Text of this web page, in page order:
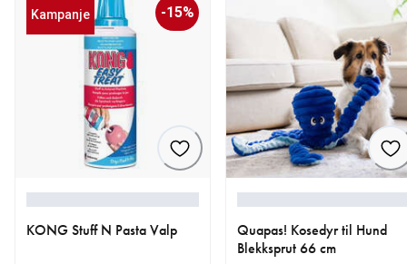
Kampanje -15%
KONG Stuff N Pasta Valp
Quapas! Kosedyr til Hund
Blekksprut 66 cm